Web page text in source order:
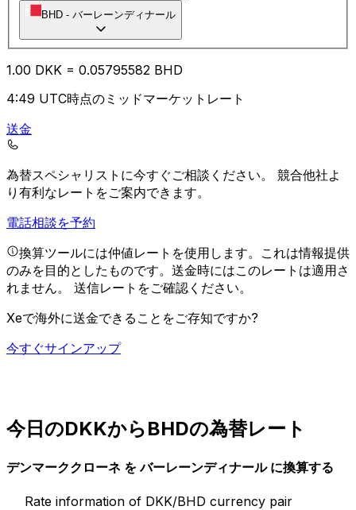
BHD - バーレーンディナール
1.00 DKK = 0.05795582 BHD
4:49 UTC時点のミッドマーケットレート
送金
為替スペシャリストに今すぐご相談ください。 競合他社よ
り有利なレートをご案内できます。
電話相談を予約
換算ツールには仲値レートを使用します。これは情報提供
のみを目的としたものです。送金時にはこのレートは適用さ
れません。 送信レートをご確認ください。
Xeで海外に送金できることをご存知ですか?
今すぐサインアップ
今日のDKKからBHDの為替レート
デンマーククローネ を バーレーンディナール に換算する
Rate information of DKK/BHD currency pair